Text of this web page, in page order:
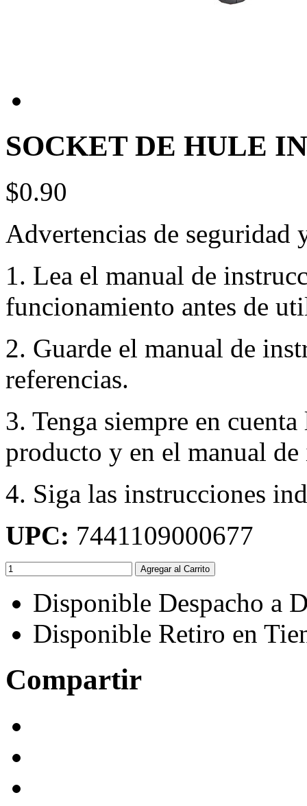
SOCKET DE HULE
$0.90
Advertencias de seguridad
1. Lea el manual de
funcionamiento antes de
2. Guarde el manual de
referencias.
3. Tenga siempre en
producto y en el manual
4. Siga las instrucciones
UPC: 7441109000677
Agregar al Carrito
Disponible Despacho a
Disponible Retiro en
Compartir